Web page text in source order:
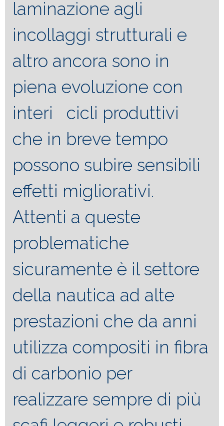
laminazione agli
incollaggi strutturali e
altro ancora sono in
piena evoluzione con
interi cicli produttivi
che in breve tempo
possono subire sensibili
effetti migliorativi.
Attenti a queste
problematiche
sicuramente è il settore
della nautica ad alte
prestazioni che da anni
utilizza compositi in fibra
di carbonio per
realizzare sempre di più